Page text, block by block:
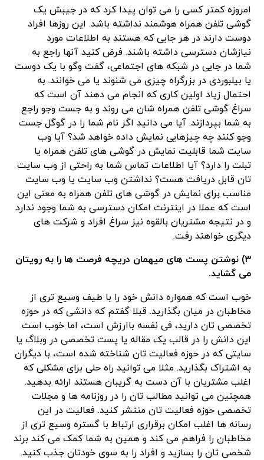
امروزه کمتر کسی را می توان پیدا کرد که در جیبش یک
گوشی تلفن همراه هوشمند نداشته باشد. این روزها افراد
دوست دارند در هر جایی که هستند به اطلاعات مورد
نیازشان دسترسی داشته باشند. فرض کنید آنها راجع به
شما در جایی در شبکه های اجتماعی، گفت وگو با یک دوست
یا بیلبوردی در بزرگراه چیزی می شنوند یا می خوانند. به
احتمال زیاد اولین کاری که انجام می دهند آن است که
سراغ گوشی تلفن همراه شان می روند و به جست وجو راجع
به شما بپردازند. آیا می دانید اگر نام شما را در گوگل جست
وجو کنند چه چیزهایی نمایش داده خواهد شد؟ آیا وب
سایت شما قابلیت نمایش در گوشی های تلفن همراه یا
تبلت را دارد؟ آیا اطلاعات تماس شما به راحتی از وب سایت
تان قابل دریافت هست؟ نداشتن وب سایت یا وب سایت
مناسب برای نمایش در گوشی های تلفن همراه به معنی این
است که عملا در اینترنت امکان دسترسی به شما وجود ندارد
و در نتیجه مشتریان بالقوه نیز سراغ افراد و شرکت های
دیگری خواهند رفت.
۳) نوشتن پست های میهمان دریچه فرصت ها را به رویتان
می گشاید.
خوب است که همواره دانش خود را با طیف وسیع تری از
مخاطبان در میان بگذارید. قبلا گفتم که دانشی که در حوزه
تخصصی تان دارید، فی نفسه باارزش است، اما خوب است
این دانش را در قالب یک مقاله یا پست تخصصی در وبلاگ یا
سایتی که در حوزه فعالیت تان شناخته شده است، با دیگران
به اشتراک بگذارید. مثلا می توانید راه حلی برای مشکلی که
اغلب مشتریان با آن دست به گریبان هستند ارائه بدهید.
همچنین می توانید مطالب تان را در روزنامه ها و مجلات
تخصصی حوزه فعالیت تان منتشر کنید. فعالیت در این
رسانه ها اغلب امکان برقراری ارتباط با گستره وسیع تری از
مخاطبان را فراهم می کند و همین به شما کمک می کند برند
شخصی تان را بسازید و افراد را به سوی خودتان جذب کنید.